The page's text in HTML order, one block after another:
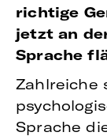
richtige
jetzt an
Sprache
Zahlreiche
Sprache